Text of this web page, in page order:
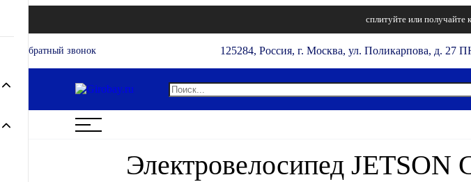
сплитуйте или получайте
Обратный звонок 125284, Россия, г. Москва, ул. Поликарпова, д. 27
Электровелосипед